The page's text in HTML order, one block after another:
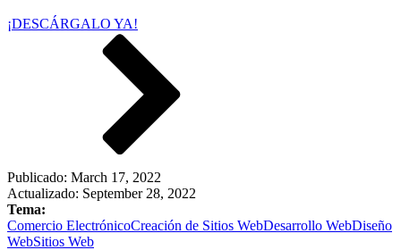
¡DESCÁRGALO YA!
Publicado: March 17, 2022
Actualizado: September 28, 2022
Tema:
Comercio ElectrónicoCreación de Sitios WebDesarrollo WebDiseño
WebSitios Web